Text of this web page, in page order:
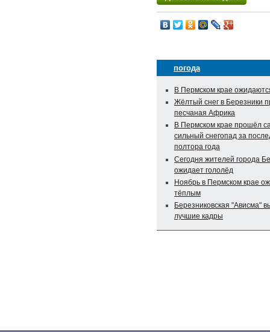
погода
В Пермском крае
Жёлтый снег в Березники
песчаная Африка
В Пермском крае прошёл
сильный снегопад за
полтора года
Сегодня жителей города
ожидает гололёд
Ноябрь в Пермском крае
тёплым
Березниковская "Ависма"
лучшие кадры